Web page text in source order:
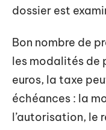
dossier est
Bon nombre de
les modalités de
euros, la taxe
échéances : la
l’autorisation, le